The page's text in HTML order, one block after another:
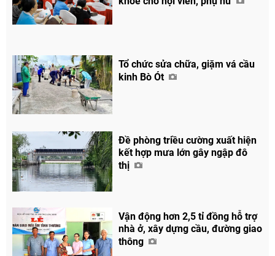
Tổ chức sửa chữa, giặm vá cầu
kinh Bò Ót
Đề phòng triều cường xuất hiện
kết hợp mưa lớn gây ngập đô
thị
Vận động hơn 2,5 tỉ đồng hỗ trợ
nhà ở, xây dựng cầu, đường giao
thông